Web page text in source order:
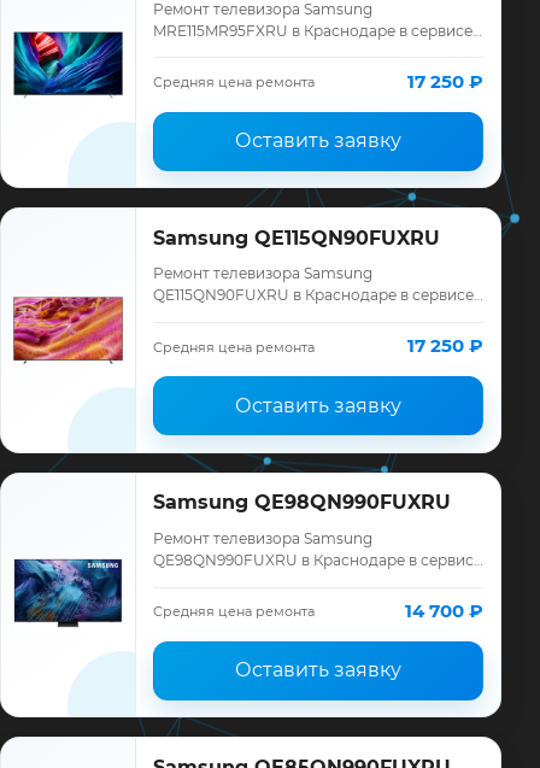
Ремонт телевизора Samsung
MRE115MR95FXRU в Краснодаре в сервисе
Samsung, смета до ремонта, запчасти и
гарантия до 12 меся…
Средняя цена ремонта 17 250 ₽
Оставить заявку
Samsung QE115QN90FUXRU
Ремонт телевизора Samsung
QE115QN90FUXRU в Краснодаре в сервисе
Samsung, смета до ремонта, запчасти и
гарантия до 12 меся…
Средняя цена ремонта 17 250 ₽
Оставить заявку
Samsung QE98QN990FUXRU
Ремонт телевизора Samsung
QE98QN990FUXRU в Краснодаре в сервисе
Samsung, смета до ремонта, запчасти и
гарантия до 12 меся…
Средняя цена ремонта 14 700 ₽
Оставить заявку